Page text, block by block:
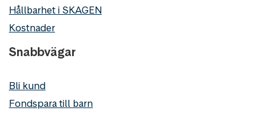
Hållbarhet i SKAGEN
Kostnader
Snabbvägar
Bli kund
Fondspara till barn